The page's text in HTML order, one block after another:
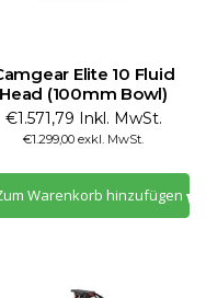
Elite 10 Fluid
Head (100mm Bowl)
€1.571,79 Inkl. MwSt.
€1.299,00 exkl. MwSt.
Warenkorb hinzufügen